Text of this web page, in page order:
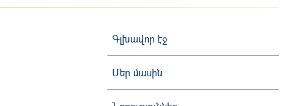
Գլխավոր էջ
Մեր մասին